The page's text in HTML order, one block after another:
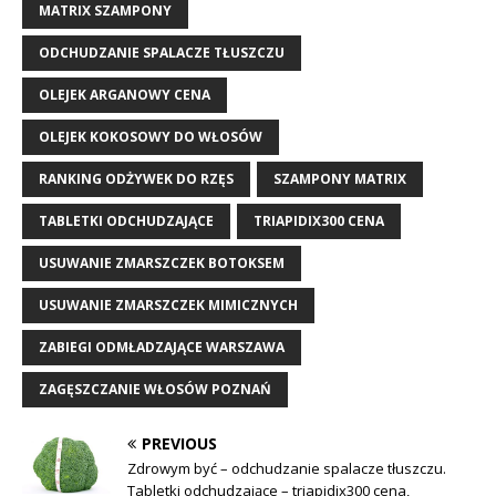
MATRIX SZAMPONY
ODCHUDZANIE SPALACZE TŁUSZCZU
OLEJEK ARGANOWY CENA
OLEJEK KOKOSOWY DO WŁOSÓW
RANKING ODŻYWEK DO RZĘS SZAMPONY MATRIX
TABLETKI ODCHUDZAJĄCE TRIAPIDIX300 CENA
USUWANIE ZMARSZCZEK BOTOKSEM
USUWANIE ZMARSZCZEK MIMICZNYCH
ZABIEGI ODMŁADZAJĄCE WARSZAWA
ZAGĘSZCZANIE WŁOSÓW POZNAŃ
PREVIOUS
Zdrowym być – odchudzanie spalacze tłuszczu.
Tabletki odchudzające – triapidix300 cena,